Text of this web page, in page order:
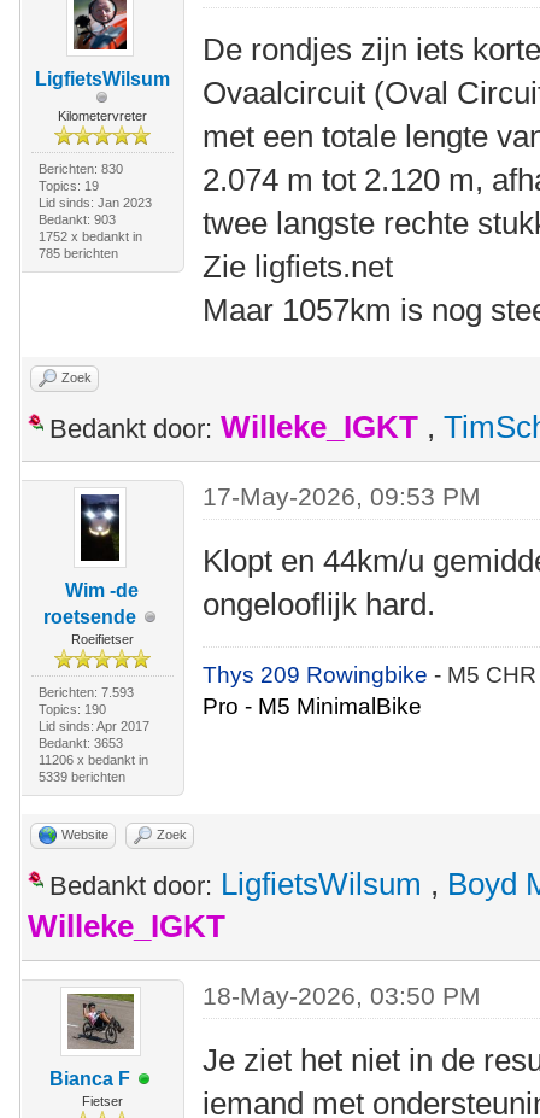
LigfietsWilsum
Kilometervreter
Berichten: 830
Topics: 19
Lid sinds: Jan 2023
Bedankt: 903
1752 x bedankt in
785 berichten
De rondjes zijn iets
Ovaalcircuit (Oval
met een totale lengte
2.074 m tot 2.120 m,
twee langste rechte
Zie ligfiets.net
Maar 1057km is nog
Zoek
Bedankt door: Willeke_IGKT ,
Wim -de
roetsende
Roeifietser
Berichten: 7.593
Topics: 190
Lid sinds: Apr 2017
Bedankt: 3653
11206 x bedankt in
5339 berichten
17-May-2026, 09:53 PM
Klopt en 44km/u
ongelooflijk hard.
Thys 209 Rowingbike- M5
Pro - M5 MinimalBike
Website Zoek
Bedankt door: LigfietsWilsum , Boyd
Willeke_IGKT
Bianca F
Fietser
18-May-2026, 03:50 PM
Je ziet het niet in de
iemand met